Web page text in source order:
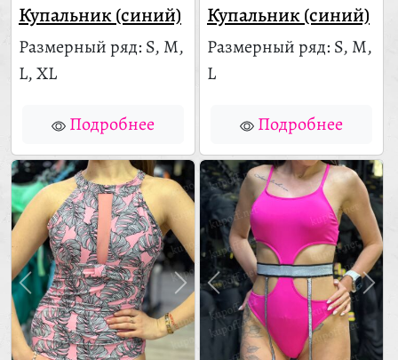
Купальник (синий)
Размерный ряд: S, M,
L, XL
Подробнее
Купальник (синий)
Размерный ряд: S, M,
L
Подробнее